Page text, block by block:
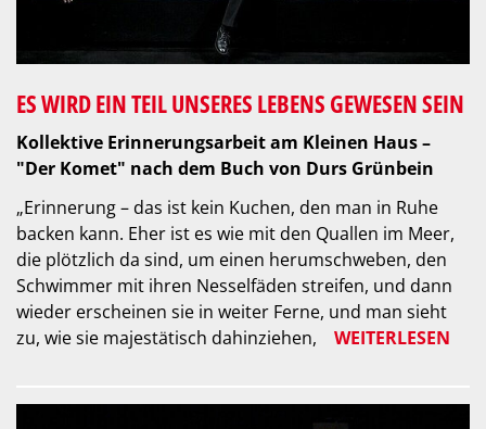
ES WIRD EIN TEIL UNSERES LEBENS GEWESEN SEIN
Kollektive Erinnerungsarbeit am Kleinen Haus –
"Der Komet" nach dem Buch von Durs Grünbein
„Erinnerung – das ist kein Kuchen, den man in Ruhe
backen kann. Eher ist es wie mit den Quallen im Meer,
die plötzlich da sind, um einen herumschweben, den
Schwimmer mit ihren Nesselfäden streifen, und dann
wieder erscheinen sie in weiter Ferne, und man sieht
zu, wie sie majestätisch dahinziehen,
WEITERLESEN